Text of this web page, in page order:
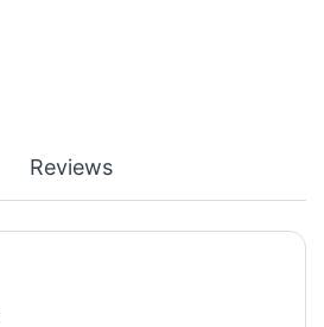
Reviews